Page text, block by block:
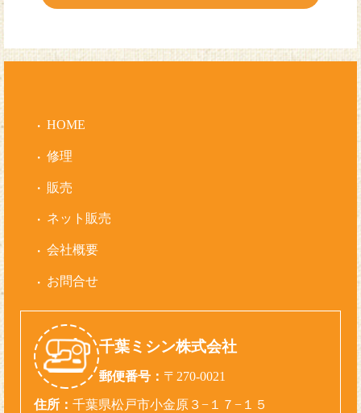
HOME
修理
販売
ネット販売
会社概要
お問合せ
千葉ミシン株式会社
郵便番号： 〒270-0021
住所： 千葉県松戸市小金原３−１７−１５